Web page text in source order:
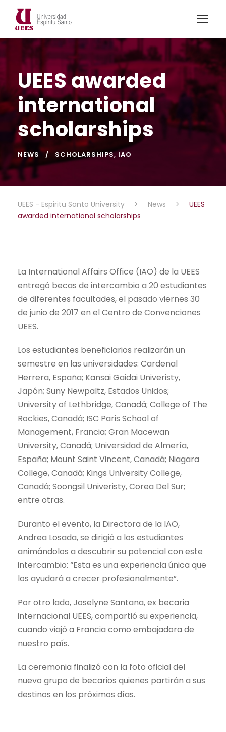
UEES awarded
international
scholarships
NEWS SCHOLARSHIPS, IAO
UEES - Espiritu Santo University > News >
UEES
awarded international scholarships
La International Affairs Office (IAO) de la UEES
entregó becas de intercambio a 20 estudiantes
de diferentes facultades, el pasado viernes 30
de junio de 2017 en el Centro de Convenciones
UEES.
Los estudiantes beneficiarios realizarán un
semestre en las universidades: Cardenal
Herrera, España; Kansai Gaidai Univeristy,
Japón; Suny Newpaltz, Estados Unidos;
University of Lethbridge, Canadá; College of The
Rockies, Canadá; ISC Paris School of
Management, Francia; Gran Macewan
University, Canadá; Universidad de Almería,
España; Mount Saint Vincent, Canadá; Niagara
College, Canadá; Kings University College,
Canadá; Soongsil Univeristy, Corea Del Sur;
entre otras.
Duranto el evento, la Directora de la IAO,
Andrea Losada, se dirigió a los estudiantes
animándolos a descubrir su potencial con este
intercambio: “Esta es una experiencia única que
los ayudará a crecer profesionalmente”.
Por otro lado, Joselyne Santana, ex becaria
internacional UEES, compartió su experiencia,
cuando viajó a Francia como embajadora de
nuestro país.
La ceremonia finalizó con la foto oficial del
nuevo grupo de becarios quienes partirán a sus
destinos en los próximos días.